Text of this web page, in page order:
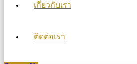
เกี่ยวกับเรา
ติดต่อเรา